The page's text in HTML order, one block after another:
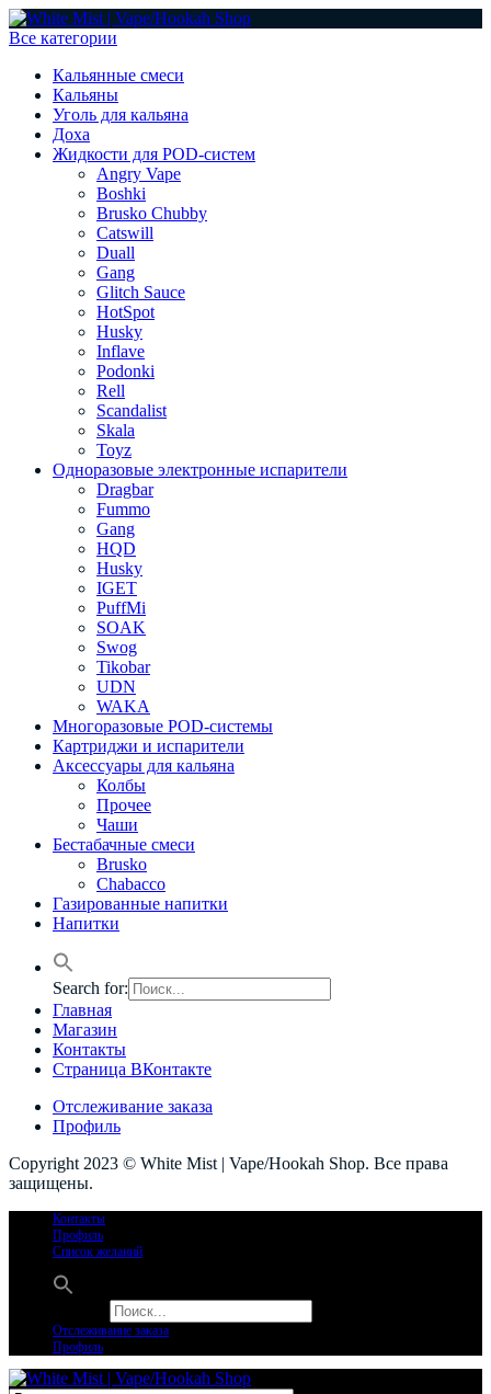
Все категории
Кальянные смеси
Кальяны
Уголь для кальяна
Доха
Жидкости для POD-систем
Angry Vape
Boshki
Brusko Chubby
Catswill
Duall
Gang
Glitch Sauce
HotSpot
Husky
Inflave
Podonki
Rell
Scandalist
Skala
Toyz
Одноразовые электронные испарители
Dragbar
Fummo
Gang
HQD
Husky
IGET
PuffMi
SOAK
Swog
Tikobar
UDN
WAKA
Многоразовые POD-системы
Картриджи и испарители
Аксессуары для кальяна
Колбы
Прочее
Чаши
Бестабачные смеси
Brusko
Chabacco
Газированные напитки
Напитки
Search for:
Главная
Магазин
Контакты
Страница ВКонтакте
Отслеживание заказа
Профиль
Copyright 2023 © White Mist | Vape/Hookah Shop. Все права
защищены.
Контакты
Профиль
Список желаний
Отслеживание заказа
Профиль